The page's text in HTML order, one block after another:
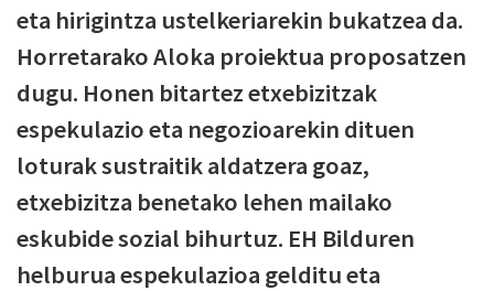
eta hirigintza ustelkeriarekin bukatzea da.
Horretarako Aloka proiektua proposatzen
dugu. Honen bitartez etxebizitzak
espekulazio eta negozioarekin dituen
loturak sustraitik aldatzera goaz,
etxebizitza benetako lehen mailako
eskubide sozial bihurtuz. EH Bilduren
helburua espekulazioa gelditu eta